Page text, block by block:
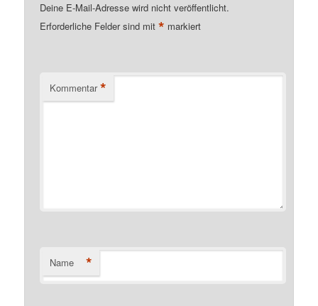
Deine E-Mail-Adresse wird nicht veröffentlicht.
Erforderliche Felder sind mit* markiert
Kommentar *
Name *